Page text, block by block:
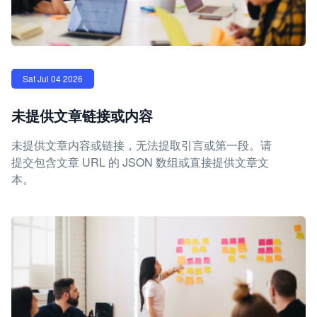
Sat Jul 04 2026
未提供文章链接或内容
未提供文章内容或链接，无法提取引言或第一段。请
提交包含文章 URL 的 JSON 数组或直接提供文章文
本。